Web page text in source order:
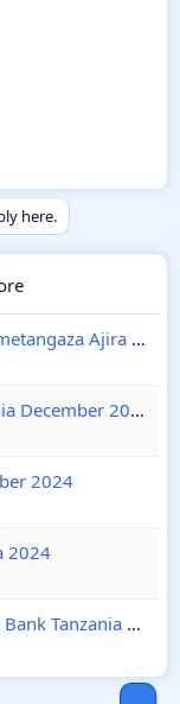
here.
Nafasi za kazi Benki ya Exim wametangaza Ajira za Application Support Officer December 2024
Nafasi za kazi EXIM Bank Tanzania December 2024
2024
2024
Nafasi za kazi Akiba Commercial Bank Tanzania Plc December 2024
Top